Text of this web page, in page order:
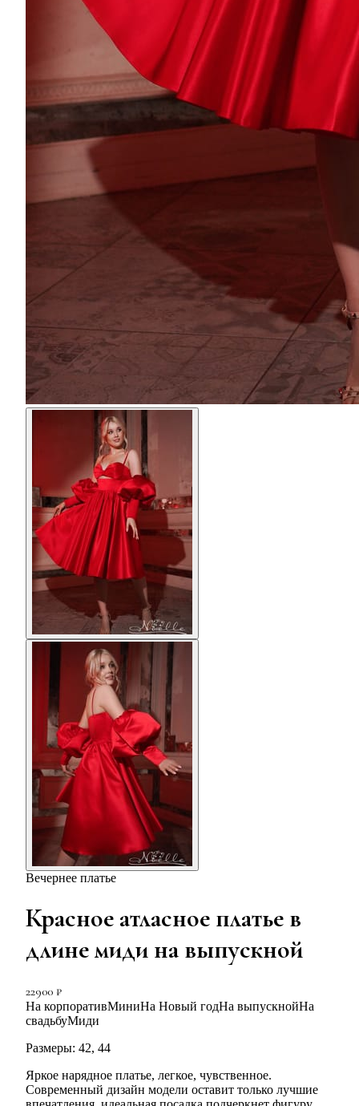
Вечернее платье
Красное атласное платье в
длине миди на выпускной
22900 ₽
На корпоративМиниНа Новый годНа выпускнойНа
свадьбуМиди
Размеры: 42, 44
Яркое нарядное платье, легкое, чувственное.
Современный дизайн модели оставит только лучшие